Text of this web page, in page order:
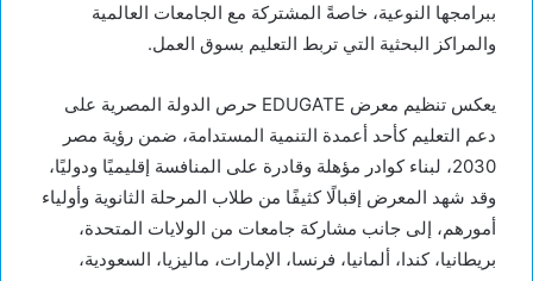
ببرامجها النوعية، خاصةً المشتركة مع الجامعات العالمية
والمراكز البحثية التي تربط التعليم بسوق العمل.
يعكس تنظيم معرض EDUGATE حرص الدولة المصرية على
دعم التعليم كأحد أعمدة التنمية المستدامة، ضمن رؤية مصر
2030، لبناء كوادر مؤهلة وقادرة على المنافسة إقليميًا ودوليًا،
وقد شهد المعرض إقبالًا كثيفًا من طلاب المرحلة الثانوية وأولياء
أمورهم، إلى جانب مشاركة جامعات من الولايات المتحدة،
بريطانيا، كندا، ألمانيا، فرنسا، الإمارات، ماليزيا، السعودية،